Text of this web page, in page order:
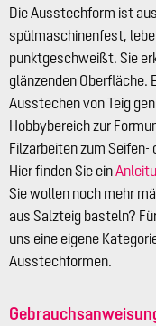
Die Ausstechform ist
spülmaschinenfest,
punktgeschweißt. Sie
glänzenden Oberfläche.
Ausstechen von Teig
Hobbybereich zur
Filzarbeiten zum Seifen-
Hier finden Sie ein
Sie wollen noch mehr
aus Salzteig basteln?
uns eine eigene
Ausstechformen.